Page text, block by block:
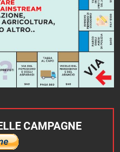
CAMPAGNE